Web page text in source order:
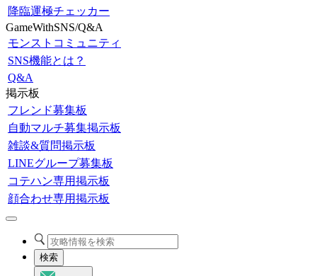
降臨運極チェッカー
GameWithSNS/Q&A
モンストコミュニティ
SNS機能とは？
Q&A
掲示板
フレンド募集板
自動マルチ募集掲示板
雑談&質問掲示板
LINEグループ募集板
コテハン専用掲示板
顔合わせ専用掲示板
検索